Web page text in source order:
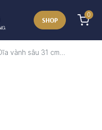
SHOP
0
vành sâu 31 cm...